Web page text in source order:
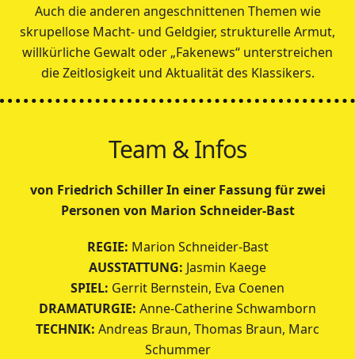
Auch die anderen angeschnittenen Themen wie
skrupellose Macht- und Geldgier, strukturelle Armut,
willkürliche Gewalt oder „Fakenews“ unterstreichen
die Zeitlosigkeit und Aktualität des Klassikers.
Team & Infos
von Friedrich Schiller In einer Fassung für zwei
Personen von Marion Schneider-Bast
REGIE: Marion Schneider-Bast
AUSSTATTUNG: Jasmin Kaege
SPIEL: Gerrit Bernstein, Eva Coenen
DRAMATURGIE: Anne-Catherine Schwamborn
TECHNIK: Andreas Braun, Thomas Braun, Marc
Schummer